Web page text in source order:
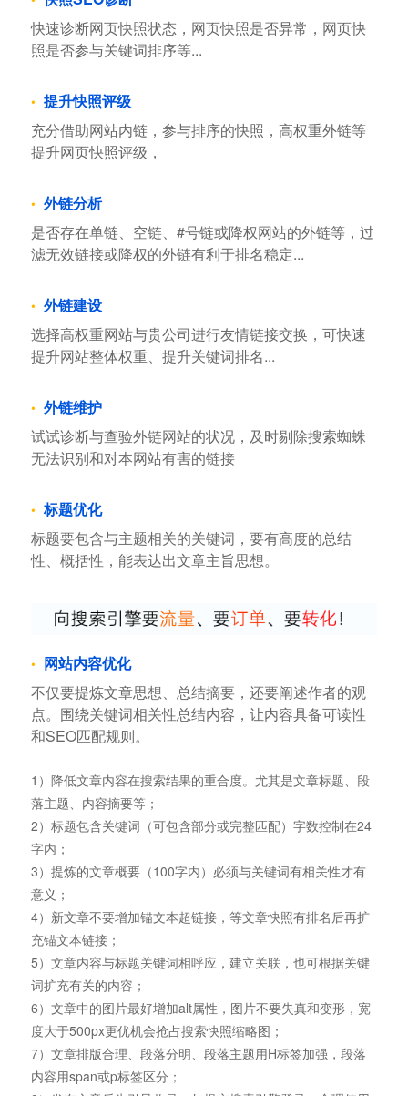
快速诊断网页快照状态，网页快照是否异常，网页快
照是否参与关键词排序等...
提升快照评级
充分借助网站内链，参与排序的快照，高权重外链等
提升网页快照评级，
外链分析
是否存在单链、空链、#号链或降权网站的外链等，过
滤无效链接或降权的外链有利于排名稳定...
外链建设
选择高权重网站与贵公司进行友情链接交换，可快速
提升网站整体权重、提升关键词排名...
外链维护
试试诊断与查验外链网站的状况，及时剔除搜索蜘蛛
无法识别和对本网站有害的链接
标题优化
标题要包含与主题相关的关键词，要有高度的总结
性、概括性，能表达出文章主旨思想。
网站内容优化
不仅要提炼文章思想、总结摘要，还要阐述作者的观
点。围绕关键词相关性总结内容，让内容具备可读性
和SEO匹配规则。
1）降低文章内容在搜索结果的重合度。尤其是文章标题、段
落主题、内容摘要等；
2）标题包含关键词（可包含部分或完整匹配）字数控制在24
字内；
3）提炼的文章概要（100字内）必须与关键词有相关性才有
意义；
4）新文章不要增加锚文本超链接，等文章快照有排名后再扩
充锚文本链接；
5）文章内容与标题关键词相呼应，建立关联，也可根据关键
词扩充有关的内容；
6）文章中的图片最好增加alt属性，图片不要失真和变形，宽
度大于500px更优机会抢占搜索快照缩略图；
7）文章排版合理、段落分明、段落主题用H标签加强，段落
内容用span或p标签区分；